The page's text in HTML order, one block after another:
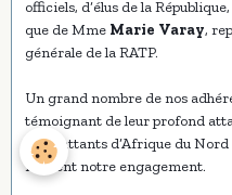
officiels, d’élus de la
que de Mme Marie Varay,
générale de la RATP.
Un grand nombre de nos
témoignant de leur profond
combattants d’Afrique du
fondent notre engagement.